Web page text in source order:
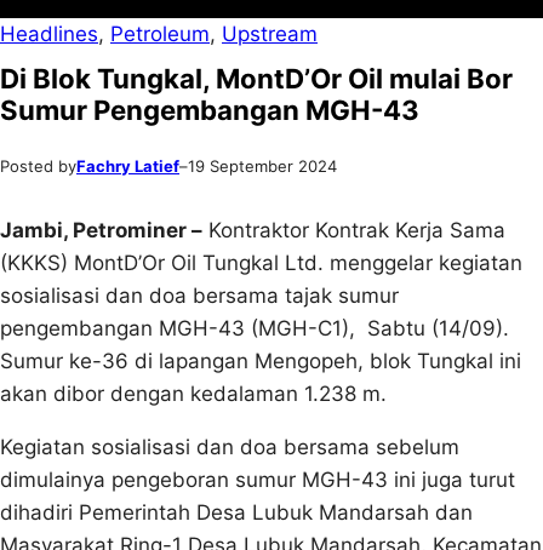
Headlines, Petroleum, Upstream
Di Blok Tungkal, MontD’Or Oil mulai Bor
Sumur Pengembangan MGH-43
Posted byFachry Latief–19 September 2024
Jambi, Petrominer – Kontraktor Kontrak Kerja Sama
(KKKS) MontD’Or Oil Tungkal Ltd. menggelar kegiatan
sosialisasi dan doa bersama tajak sumur
pengembangan MGH-43 (MGH-C1), Sabtu (14/09).
Sumur ke-36 di lapangan Mengopeh, blok Tungkal ini
akan dibor dengan kedalaman 1.238 m.
Kegiatan sosialisasi dan doa bersama sebelum
dimulainya pengeboran sumur MGH-43 ini juga turut
dihadiri Pemerintah Desa Lubuk Mandarsah dan
Masyarakat Ring-1 Desa Lubuk Mandarsah, Kecamatan